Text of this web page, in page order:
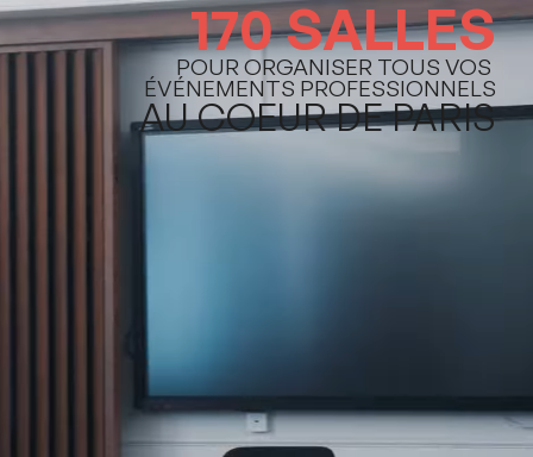
170 SALLES
POUR ORGANISER TOUS VOS
ÉVÉNEMENTS PROFESSIONNELS
AU COEUR DE PARIS